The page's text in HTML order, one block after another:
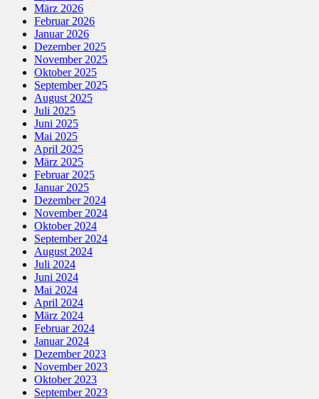
März 2026
Februar 2026
Januar 2026
Dezember 2025
November 2025
Oktober 2025
September 2025
August 2025
Juli 2025
Juni 2025
Mai 2025
April 2025
März 2025
Februar 2025
Januar 2025
Dezember 2024
November 2024
Oktober 2024
September 2024
August 2024
Juli 2024
Juni 2024
Mai 2024
April 2024
März 2024
Februar 2024
Januar 2024
Dezember 2023
November 2023
Oktober 2023
September 2023